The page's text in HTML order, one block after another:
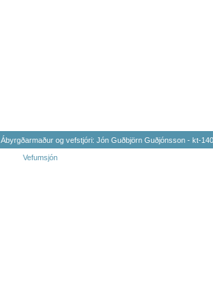
Ábyrgðarmaður og vefstjóri: Jón Guðbjörn Guðjónsson - kt-
Vefumsjón